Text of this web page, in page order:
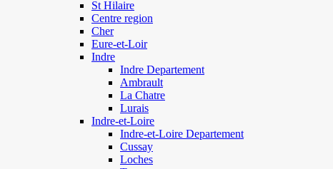
St Hilaire
Centre region
Cher
Eure-et-Loir
Indre
Indre Departement
Ambrault
La Chatre
Lurais
Indre-et-Loire
Indre-et-Loire Departement
Cussay
Loches